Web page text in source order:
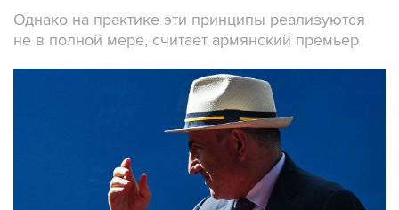
Однако на практике эти принципы реализуются
не в полной мере, считает армянский премьер